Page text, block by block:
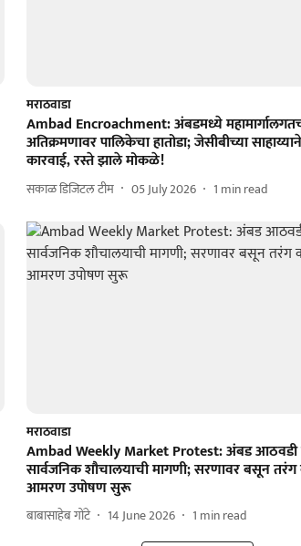
मराठवाडा
Ambad Encroachment: अंबडमध्ये
अतिक्रमणावर पालिकेचा हातोडा; जेसीबीच्या
कारवाई, रस्ते झाले मोकळे!
सकाळ डिजिटल टीम 05 July 2026 1 min read
मराठवाडा
Ambad Weekly Market Protest: अंबड आठवडी
सार्वजनिक शौचालयाची मागणी; सरणावर बसून
आमरण उपोषण सुरू
बाबासाहेब गोंटे 14 June 2026 1 min read